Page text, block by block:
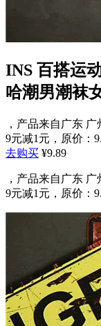
INS 百搭运
哈潮男潮袜
，产品来自广东
9元减1元，原价：
去购买 ¥9.89
，产品来自广东
9元减1元，原价：